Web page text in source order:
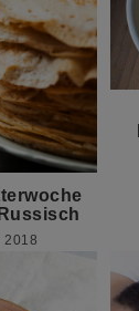
2018